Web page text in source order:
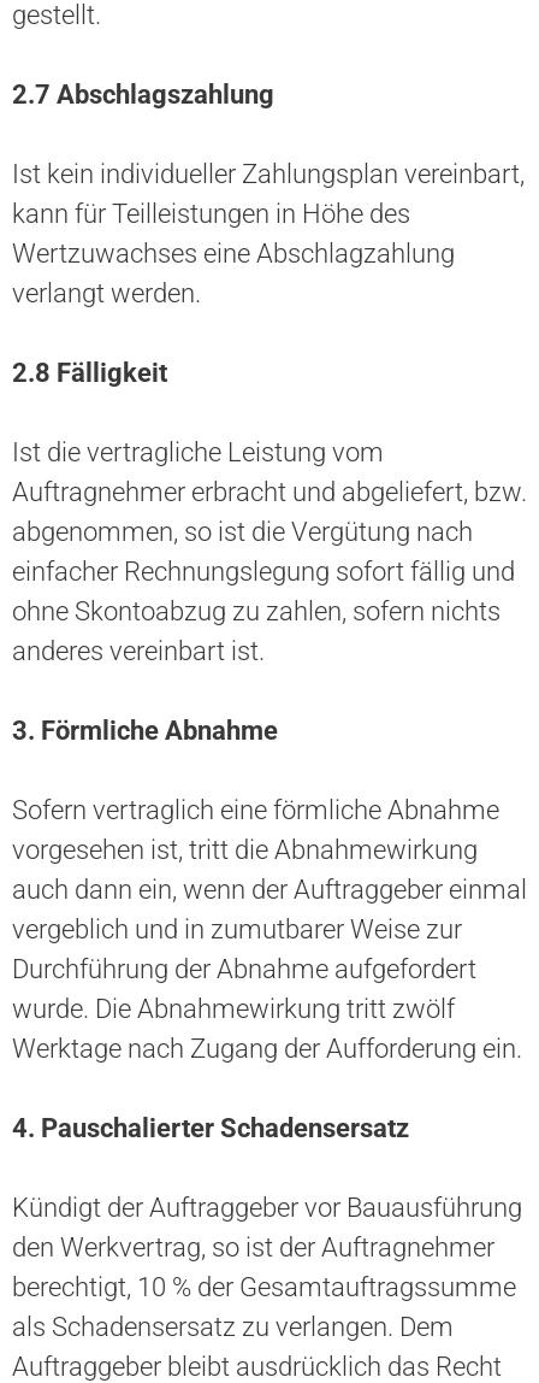
gestellt.
2.7 Abschlagszahlung
Ist kein individueller Zahlungsplan vereinbart,
kann für Teilleistungen in Höhe des
Wertzuwachses eine Abschlagzahlung
verlangt werden.
2.8 Fälligkeit
Ist die vertragliche Leistung vom
Auftragnehmer erbracht und abgeliefert, bzw.
abgenommen, so ist die Vergütung nach
einfacher Rechnungslegung sofort fällig und
ohne Skontoabzug zu zahlen, sofern nichts
anderes vereinbart ist.
3. Förmliche Abnahme
Sofern vertraglich eine förmliche Abnahme
vorgesehen ist, tritt die Abnahmewirkung
auch dann ein, wenn der Auftraggeber einmal
vergeblich und in zumutbarer Weise zur
Durchführung der Abnahme aufgefordert
wurde. Die Abnahmewirkung tritt zwölf
Werktage nach Zugang der Aufforderung ein.
4. Pauschalierter Schadensersatz
Kündigt der Auftraggeber vor Bauausführung
den Werkvertrag, so ist der Auftragnehmer
berechtigt, 10 % der Gesamtauftragssumme
als Schadensersatz zu verlangen. Dem
Auftraggeber bleibt ausdrücklich das Recht